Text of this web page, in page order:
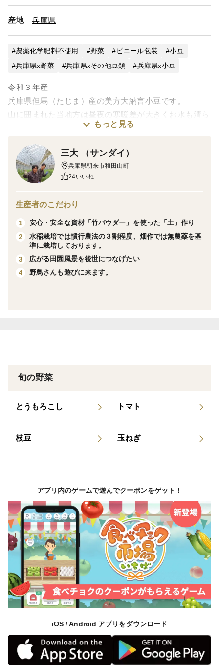
産地 兵庫県
農薬化学肥料不使用 野菜 ビニール包装
小豆
兵庫県x野菜
兵庫県xその他豆類 兵庫県x小豆
令和３年産
兵庫県但馬（たじま）産の美方大納言小豆です。
山に囲まれた当地方は昼夜の寒暖差が大きくお水も清ら
甘味・旨味そして健康成分が豊富です♪
煮崩れしにくく、小豆特有の触感・風味をお楽しみいた
色鮮やかな小豆色で『美方ルビー』とも呼ばれていま
す。
収穫した物を自然乾燥させ
一つ一つ手作業で殻からはずしております。
中には、小粒な物や少し傷がある物もあるかもわかりま
レターパックでのお届けです。
梱包時の詰め物に、新聞紙などを使う場合もございま
もっと見る
三大 （サンダイ）
兵庫県朝来市和田山町
24いいね
生産者のこだわり
1
安心・安全な資材「竹パウダー」を使った「土」作り
2
水稲栽培では慣行農法の３割程度、畑作では無農薬を基
準に栽培しております。
3
広がる田園風景を後世につなげたい
4
野鳥さんも遊びに来ます。
旬の野菜
とうもろこし トマト
枝豆 玉ねぎ
アプリ内のゲームで遊んでクーポンをゲット！
iOS / Android アプリをダウンロード